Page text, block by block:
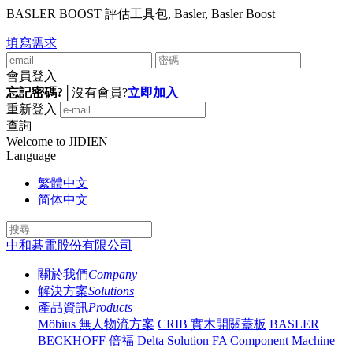
BASLER BOOST 評估工具包, Basler, Basler Boost
填寫需求
會員登入
忘記密碼?
沒有會員?立即加入
重新登入
查詢
Welcome to JIDIEN
Language
繁體中文
简体中文
中和碁電股份有限公司
關於我們Company
解決方案Solutions
產品資訊Products
Möbius 無人物流方案 CRIB 實木開關蓋板 BASLER
BECKHOFF 倍福 Delta Solution FA Component Machine